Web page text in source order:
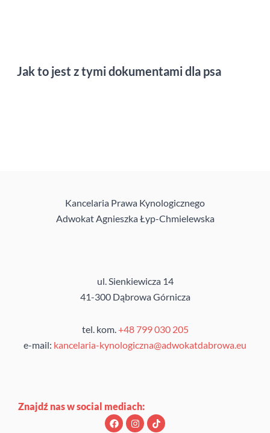
Jak to jest z tymi dokumentami dla psa
Kancelaria Prawa Kynologicznego
Adwokat Agnieszka Łyp-Chmielewska
ul. Sienkiewicza 14
41-300 Dąbrowa Górnicza
tel. kom.+48 799 030 205
e-mail: kancelaria-kynologiczna@adwokatdabrowa.eu
Znajdź nas w social mediach:
F
a
I
n
T
i